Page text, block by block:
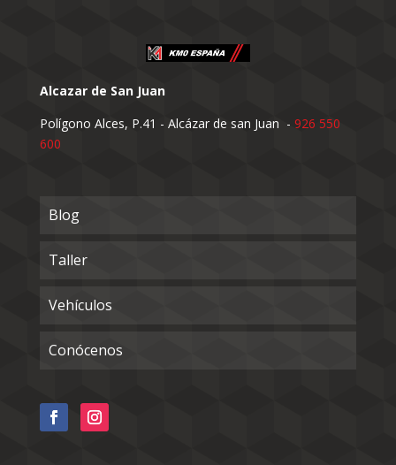
Alcazar de San Juan
Polígono Alces, P.41 - Alcázar de san Juan - 926 550
600
Blog
Taller
Vehículos
Conócenos